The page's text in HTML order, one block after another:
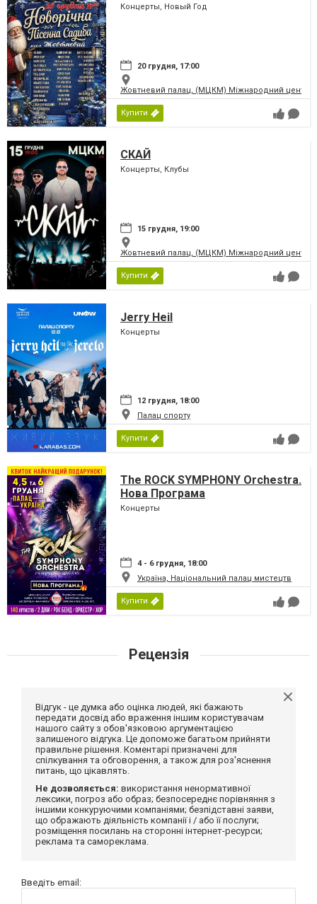
Концерты, Новый Год
20 грудня, 17:00
Жовтневий палац, (МЦКМ) Міжнародний центр
Купити
СКАЙ
Концерты, Клубы
15 грудня, 19:00
Жовтневий палац, (МЦКМ) Міжнародний центр
Купити
Jerry Heil
Концерты
12 грудня, 18:00
Палац спорту
Купити
The ROCK SYMPHONY Orchestra.
Нова Програма
Концерты
4 - 6 грудня, 18:00
Україна, Національний палац мистецтв
Купити
Рецензія
Відгук - це думка або оцінка людей, які бажають
передати досвід або враження іншим користувачам
нашого сайту з обов'язковою аргументацією
залишеного відгука. Це допоможе багатьом прийняти
правильне рішення. Коментарі призначені для
спілкування та обговорення, а також для роз'яснення
питань, що цікавлять.
Не дозволяється: використання ненормативної
лексики, погроз або образ; безпосереднє порівняння з
іншими конкуруючими компаніями; безпідставні заяви,
що ображають діяльність компанії і / або її послуги;
розміщення посилань на сторонні інтернет-ресурси;
реклама та самореклама.
Введіть email: